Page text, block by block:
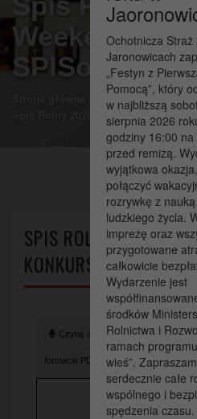
SPISowe
Aktualności >
Spis Rolny 2020 – Weekendowe
Ochotnicza Straż
Jaronowicach
„Festyn z
Pomocą”, który
w najbliższą
sierpnia 2026
godziny 16:00 na
przed remizą.
wyjątkowa
połączyć
rozrywkę z
ludzkiego życia.
imprezę oraz
przygotowane
całkowicie
Wydarzenie jest
środków
Rolnictwa i
ramach
wieś”.
serdecznie całe
wspólnego i
spędzenia czasu.
SPIS ROLNY 2020 –
KONKURSY SPISOWE
Czytaj artykuł (lektor)
formacie PDF